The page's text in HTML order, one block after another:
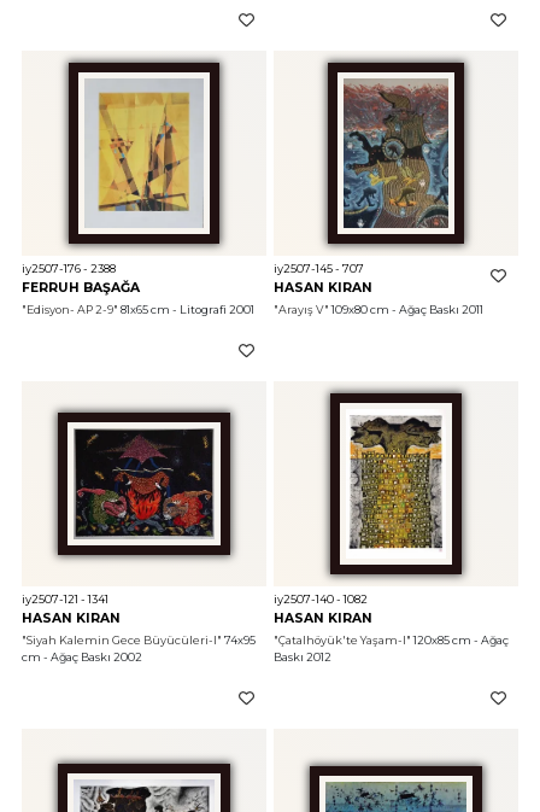
iy2507-176 - 2388
FERRUH BAŞAĞA
"Edisyon- AP 2-9" 81x65 cm - Litografi 2001
iy2507-145 - 707
HASAN KIRAN
"Arayış V" 109x80 cm - Ağaç Baskı 2011
iy2507-121 - 1341
HASAN KIRAN
"Siyah Kalemin Gece Büyücüleri-I" 74x95
cm - Ağaç Baskı 2002
iy2507-140 - 1082
HASAN KIRAN
"Çatalhöyük'te Yaşam-I" 120x85 cm - Ağaç
Baskı 2012